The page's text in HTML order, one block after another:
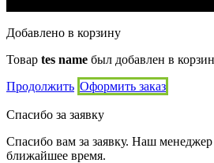
Добавлено в корзину
Товар tes name был добавлен в
Продолжить Оформить заказ
Спасибо за заявку
Спасибо вам за заявку. Наш менеджер
ближайшее время.